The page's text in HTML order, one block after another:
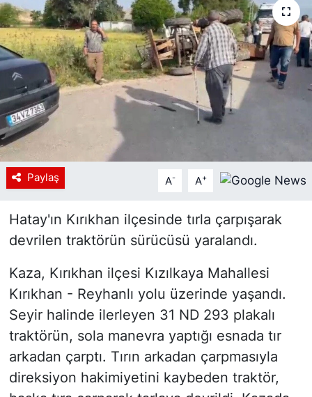
Paylaş A- A+
Hatay'ın Kırıkhan ilçesinde tırla çarpışarak
devrilen traktörün sürücüsü yaralandı.
Kaza, Kırıkhan ilçesi Kızılkaya Mahallesi
Kırıkhan - Reyhanlı yolu üzerinde yaşandı.
Seyir halinde ilerleyen 31 ND 293 plakalı
traktörün, sola manevra yaptığı esnada tır
arkadan çarptı. Tırın arkadan çarpmasıyla
direksiyon hakimiyetini kaybeden traktör,
SAĞLIK
Siyaset
YEREL HABER
Haberde insan
Tanıtım
Haber Arşivi